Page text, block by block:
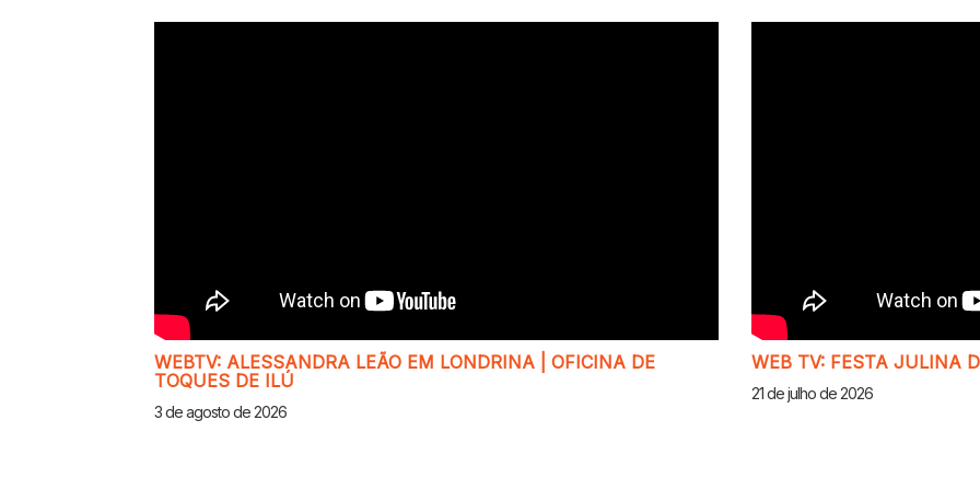
WEBTV: ALESSANDRA LEÃO EM LONDRINA | OFICINA DE
TOQUES DE ILÚ
3 de agosto de 2026
WEB TV: FESTA JULINA
21 de julho de 2026